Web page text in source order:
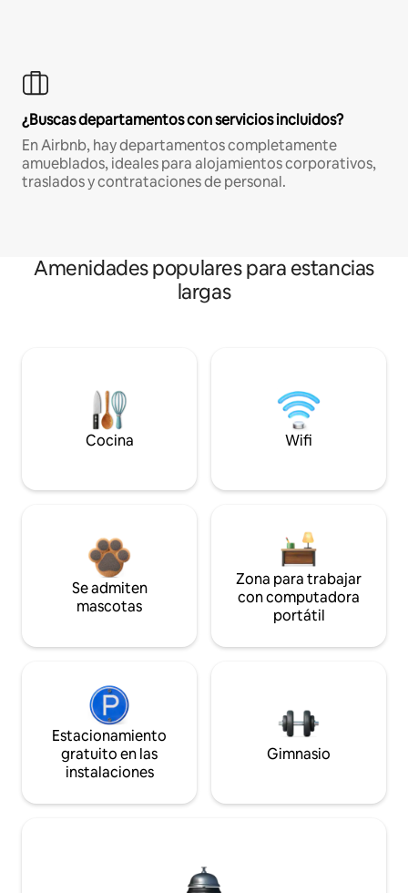
¿Buscas departamentos con servicios incluidos?
En Airbnb, hay departamentos completamente
amueblados, ideales para alojamientos corporativos,
traslados y contrataciones de personal.
Amenidades populares para estancias
largas
Cocina Wifi
Se admiten
mascotas
Zona para trabajar
con computadora
portátil
Estacionamiento
gratuito en las
instalaciones
Gimnasio